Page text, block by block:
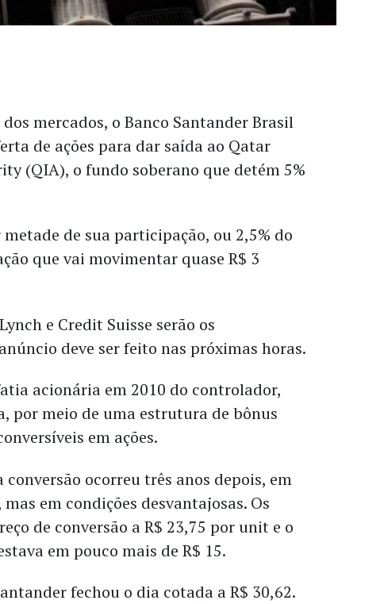
mercados, o Banco Santander Brasil
de ações para dar saída ao Qatar
(QIA), o fundo soberano que detém 5%
de sua participação, ou 2,5% do
que vai movimentar quase R$ 3
e Credit Suisse serão os
deve ser feito nas próximas horas.
acionária em 2010 do controlador,
por meio de uma estrutura de bônus
em ações.
conversão ocorreu três anos depois, em
em condições desvantajosas. Os
de conversão a R$ 23,75 por unit e o
em pouco mais de R$ 15.
fechou o dia cotada a R$ 30,62.